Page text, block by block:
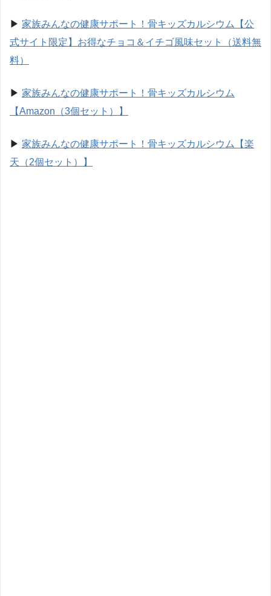
▶︎ 家族みんなの健康サポート！骨キッズカルシウム【公
式サイト限定】お得なチョコ＆イチゴ風味セット（送料無
料）
▶︎ 家族みんなの健康サポート！骨キッズカルシウム
【Amazon（3個セット）】
▶︎ 家族みんなの健康サポート！骨キッズカルシウム【楽
天（2個セット）】